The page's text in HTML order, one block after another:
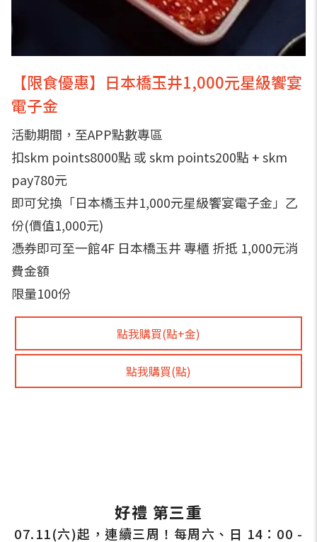
【限食優惠】日本橋玉井1,000元星級饗宴
電子金
活動期間，至APP點數專區
扣skm points8000點 或 skm points200點 + skm
pay780元
即可兌換「日本橋玉井1,000元星級饗宴電子金」乙
份(價值1,000元)
憑券即可至一館4F 日本橋玉井 專櫃 折抵 1,000元消
費金額
限量100份
點我購買(點+金)
點我購買(點)
好禮 第三重
07.11(六)起，連續三周！每周六、日 14：00 -